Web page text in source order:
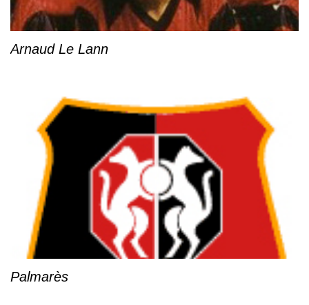
Arnaud Le Lann
Palmarès